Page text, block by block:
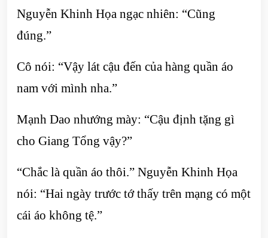
Nguyễn Khinh Họa ngạc nhiên: “Cũng
đúng.”
Cô nói: “Vậy lát cậu đến của hàng quần áo
nam với mình nha.”
Mạnh Dao nhướng mày: “Cậu định tặng gì
cho Giang Tổng vậy?”
“Chắc là quần áo thôi.” Nguyễn Khinh Họa
nói: “Hai ngày trước tớ thấy trên mạng có một
cái áo không tệ.”